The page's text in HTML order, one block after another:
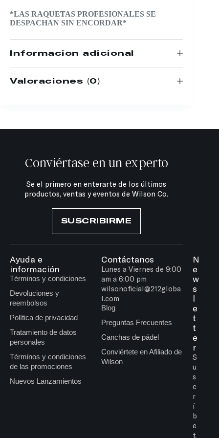
*LAS RAQUETAS PROFESIONALES SE
DESPACHAN SIN ENCORDAR*
Información adicional
Valoraciones (0)
Conviértase en un experto
Se el primero en enterarte de los últimos
productos, ventas y eventos de Wilson Co.
SUSCRIBIRME
Ayuda e
información
Términos y condiciones
Devoluciones y
reembolsos
Política de privacidad
Tratamiento de datos
personales
Términos y condiciones
de las promociones
Nuevos Lanzamientos
Contáctanos
Lunes a Viernes de 9:00
am a 6:00 pm
wilsonoficial@212globa
l.com
Blog
Preguntas Frecuentes
Canchas de pádel
Conviértete en Afiliado de
Wilson
N
e
w
s
l
e
t
t
e
r
S
u
s
c
r
í
b
e
t